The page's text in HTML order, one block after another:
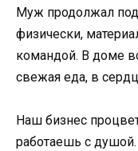
Муж продолжал
физически,
командой. В доме
свежая еда, в
Наш бизнес
работаешь с